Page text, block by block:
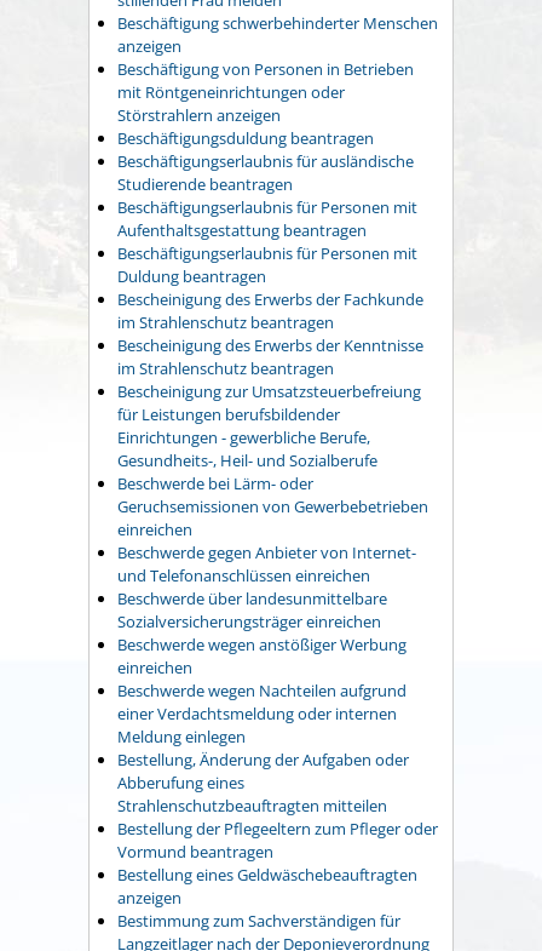
Beschäftigung schwerbehinderter Menschen
anzeigen
Beschäftigung von Personen in Betrieben
mit Röntgeneinrichtungen oder
Störstrahlern anzeigen
Beschäftigungsduldung beantragen
Beschäftigungserlaubnis für ausländische
Studierende beantragen
Beschäftigungserlaubnis für Personen mit
Aufenthaltsgestattung beantragen
Beschäftigungserlaubnis für Personen mit
Duldung beantragen
Bescheinigung des Erwerbs der Fachkunde
im Strahlenschutz beantragen
Bescheinigung des Erwerbs der Kenntnisse
im Strahlenschutz beantragen
Bescheinigung zur Umsatzsteuerbefreiung
für Leistungen berufsbildender
Einrichtungen - gewerbliche Berufe,
Gesundheits-, Heil- und Sozialberufe
Beschwerde bei Lärm- oder
Geruchsemissionen von Gewerbebetrieben
einreichen
Beschwerde gegen Anbieter von Internet-
und Telefonanschlüssen einreichen
Beschwerde über landesunmittelbare
Sozialversicherungsträger einreichen
Beschwerde wegen anstößiger Werbung
einreichen
Beschwerde wegen Nachteilen aufgrund
einer Verdachtsmeldung oder internen
Meldung einlegen
Bestellung, Änderung der Aufgaben oder
Abberufung eines
Strahlenschutzbeauftragten mitteilen
Bestellung der Pflegeeltern zum Pfleger oder
Vormund beantragen
Bestellung eines Geldwäschebeauftragten
anzeigen
Bestimmung zum Sachverständigen für
Langzeitlager nach der Deponieverordnung